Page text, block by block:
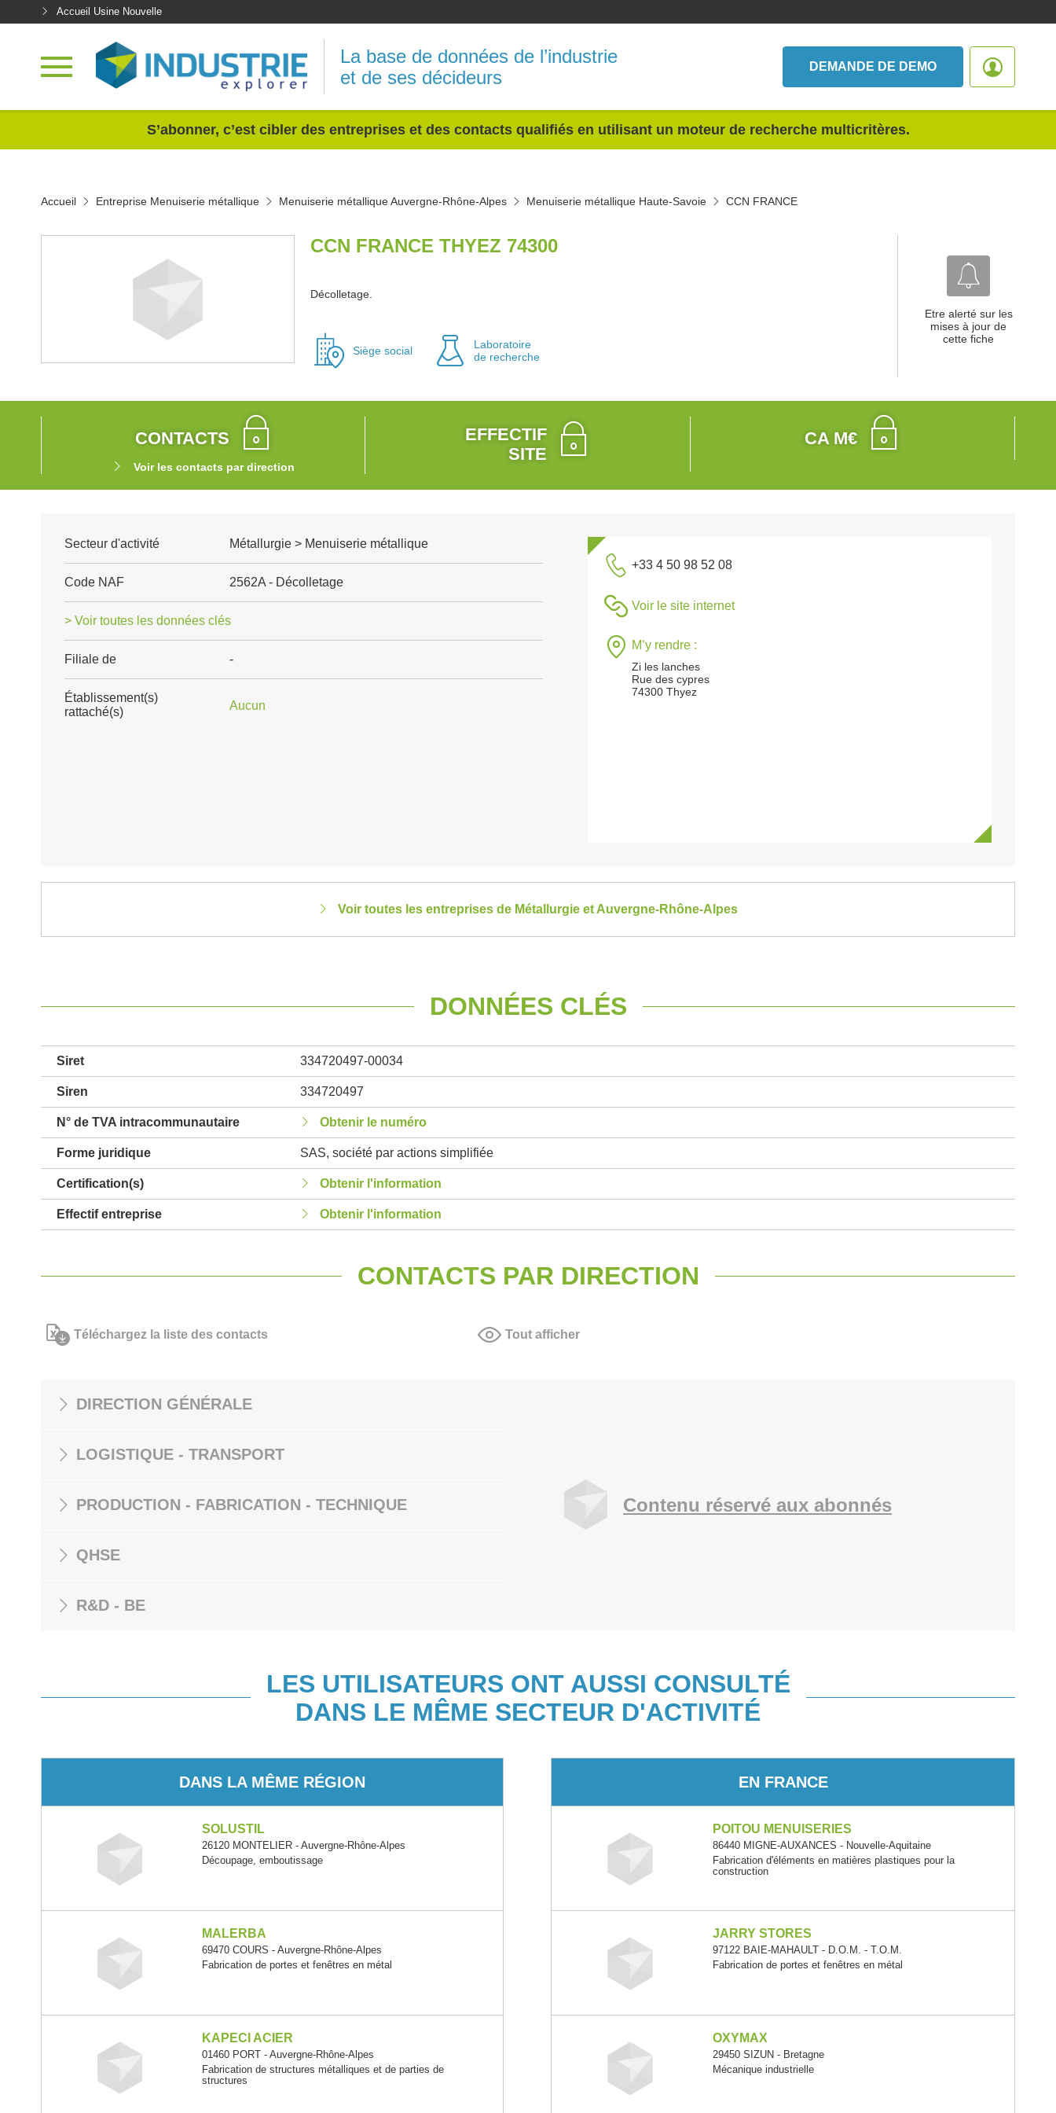
Accueil Usine Nouvelle
La base de données de l’industrie
et de ses décideurs
DEMANDE DE DEMO
S’abonner, c’est cibler des entreprises et des contacts qualifiés en utilisant un moteur de recherche multicritères.
Accueil Entreprise Menuiserie métallique Menuiserie métallique Auvergne-Rhône-Alpes Menuiserie métallique Haute-Savoie CCN FRANCE
CCN FRANCE THYEZ 74300
Décolletage.
Siège social
Laboratoire
de recherche
Etre alerté sur les
mises à jour de
cette fiche
CONTACTS
Voir les contacts par direction
EFFECTIF
SITE
CA M€
Secteur d'activité Métallurgie > Menuiserie métallique
Code NAF 2562A - Décolletage
> Voir toutes les données clés
Filiale de -
Établissement(s)
rattaché(s)
Aucun
+33 4 50 98 52 08
Voir le site internet
M’y rendre :
Zi les lanches
Rue des cypres
74300 Thyez
Voir toutes les entreprises de Métallurgie et Auvergne-Rhône-Alpes
DONNÉES CLÉS
Siret 334720497-00034
Siren 334720497
N° de TVA intracommunautaire Obtenir le numéro
Forme juridique SAS, société par actions simplifiée
Certification(s) Obtenir l'information
Effectif entreprise Obtenir l'information
CONTACTS PAR DIRECTION
Téléchargez la liste des contacts Tout afficher
DIRECTION GÉNÉRALE
LOGISTIQUE - TRANSPORT
PRODUCTION - FABRICATION - TECHNIQUE
QHSE
R&D - BE
Contenu réservé aux abonnés
LES UTILISATEURS ONT AUSSI CONSULTÉ
DANS LE MÊME SECTEUR D'ACTIVITÉ
DANS LA MÊME RÉGION
SOLUSTIL
26120 MONTELIER - Auvergne-Rhône-Alpes
Découpage, emboutissage
MALERBA
69470 COURS - Auvergne-Rhône-Alpes
Fabrication de portes et fenêtres en métal
KAPECI ACIER
01460 PORT - Auvergne-Rhône-Alpes
Fabrication de structures métalliques et de parties de
structures
EN FRANCE
POITOU MENUISERIES
86440 MIGNE-AUXANCES - Nouvelle-Aquitaine
Fabrication d'éléments en matières plastiques pour la
construction
JARRY STORES
97122 BAIE-MAHAULT - D.O.M. - T.O.M.
Fabrication de portes et fenêtres en métal
OXYMAX
29450 SIZUN - Bretagne
Mécanique industrielle